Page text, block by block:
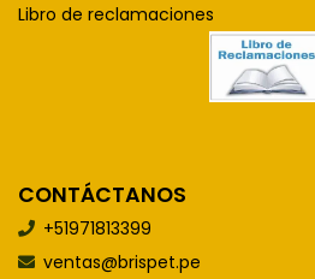
Libro de reclamaciones
CONTÁCTANOS
+51971813399
ventas@brispet.pe